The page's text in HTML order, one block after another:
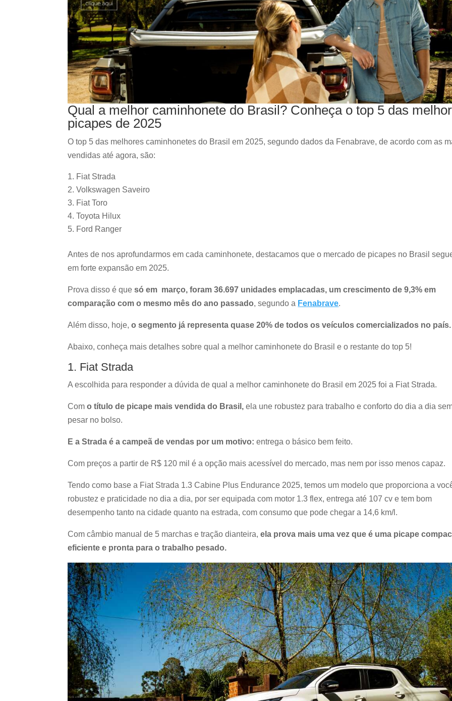
Qual a melhor caminhonete do Brasil? Conheça o top 5 das
picapes de 2025
O top 5 das melhores caminhonetes do Brasil em 2025, segundo dados da Fenabrave, de acordo com as
vendidas até agora, são:
Fiat Strada
Volkswagen Saveiro
Fiat Toro
Toyota Hilux
Ford Ranger
Antes de nos aprofundarmos em cada caminhonete, destacamos que o mercado de picapes no Brasil
em forte expansão em 2025.
Prova disso é que só em março, foram 36.697 unidades emplacadas, um crescimento de 9,3% em
comparação com o mesmo mês do ano passado, segundo a Fenabrave.
Além disso, hoje,o segmento já representa quase 20% de todos os veículos comercializados no país.
Abaixo, conheça mais detalhes sobre qual a melhor caminhonete do Brasil e o restante do top 5!
1. Fiat Strada
A escolhida para responder a dúvida de qual a melhor caminhonete do Brasil em 2025 foi a Fiat Strada.
Como título de picape mais vendida do Brasil,ela une robustez para trabalho e conforto do dia a dia
pesar no bolso.
E a Strada é a campeã de vendas por um motivo: entrega o básico bem feito.
Com preços a partir de R$ 120 mil é a opção mais acessível do mercado, mas nem por isso menos capaz.
Tendo como base a Fiat Strada 1.3 Cabine Plus Endurance 2025, temos um modelo que proporciona a
robustez e praticidade no dia a dia, por ser equipada com motor 1.3 flex, entrega até 107 cv e tem bom
desempenho tanto na cidade quanto na estrada, com consumo que pode chegar a 14,6 km/l.
Com câmbio manual de 5 marchas e tração dianteira,ela prova mais uma vez que é uma picape
eficiente e pronta para o trabalho pesado.